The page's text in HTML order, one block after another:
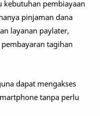
pembiayaan
pinjaman dana
layanan paylater,
tagihan
dapat mengakses
tanpa perlu